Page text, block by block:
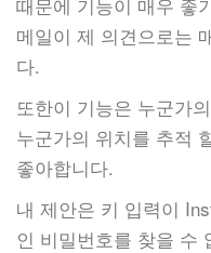
메일이 제 의견으로는
다.
또한이 기능은 누군가
누군가의 위치를 추적
좋아합니다.
내 제안은 키 입력이
인 비밀번호를 찾을 수